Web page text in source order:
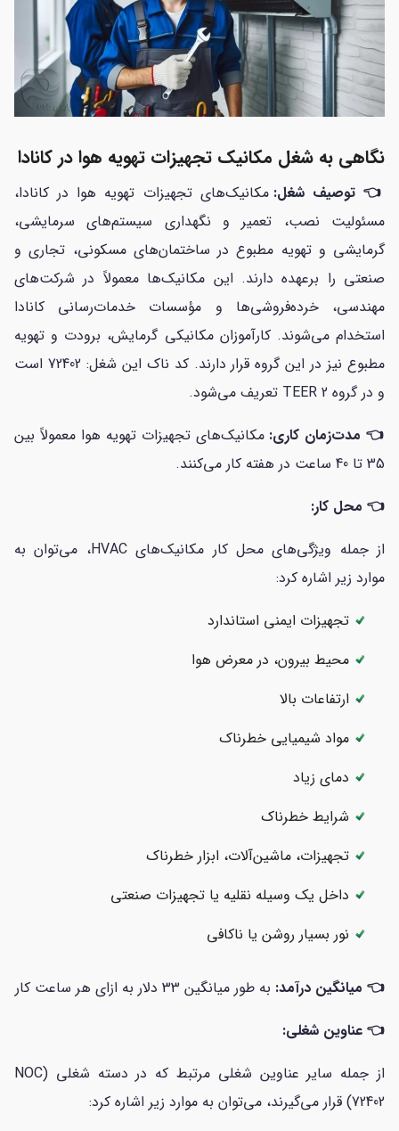
نگاهی به شغل مکانیک تجهیزات تهویه هوا در کانادا
👈 توصیف شغل: مکانیک‌های تجهیزات تهویه هوا در کانادا،
مسئولیت نصب، تعمیر و نگهداری سیستم‌های سرمایشی،
گرمایشی و تهویه مطبوع در ساختمان‌های مسکونی، تجاری و
صنعتی را برعهده دارند. این مکانیک‌ها معمولاً در شرکت‌های
مهندسی، خرده‌فروشی‌ها و مؤسسات خدمات‌رسانی کانادا
استخدام می‌شوند. کارآموزان مکانیکی گرمایش، برودت و تهویه
مطبوع نیز در این گروه قرار دارند. کد ناک این شغل: 72402 است
و در گروه TEER 2 تعریف می‌شود.
👈 مدت‌زمان کاری: مکانیک‌های تجهیزات تهویه هوا معمولاً بین
35 تا 40 ساعت در هفته کار می‌کنند.
👈 محل کار:
از جمله ویژگی‌های محل کار مکانیک‌های HVAC، می‌توان به
موارد زیر اشاره کرد:
تجهیزات ایمنی استاندارد
محیط بیرون، در معرض هوا
ارتفاعات بالا
مواد شیمیایی خطرناک
دمای زیاد
شرایط خطرناک
تجهیزات، ماشین‌آلات، ابزار خطرناک
داخل یک وسیله نقلیه یا تجهیزات صنعتی
نور بسیار روشن یا ناکافی
👈 میانگین درآمد: به طور میانگین 33 دلار به ازای هر ساعت کار
👈 عناوین شغلی:
از جمله سایر عناوین شغلی مرتبط که در دسته شغلی (NOC
72402) قرار می‌گیرند، می‌توان به موارد زیر اشاره کرد: